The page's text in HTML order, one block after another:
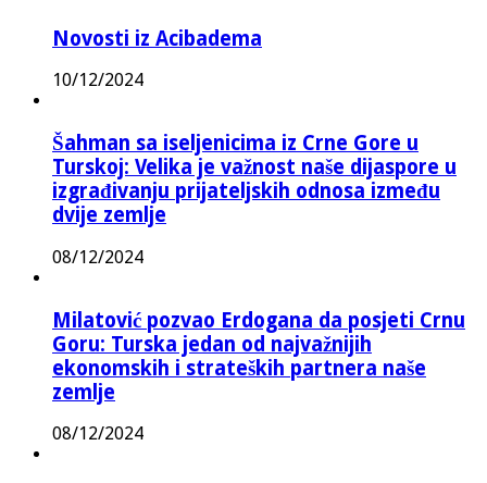
Novosti iz Acibadema
10/12/2024
Šahman sa iseljenicima iz Crne Gore u
Turskoj: Velika je važnost naše dijaspore u
izgrađivanju prijateljskih odnosa između
dvije zemlje
08/12/2024
Milatović pozvao Erdogana da posjeti Crnu
Goru: Turska jedan od najvažnijih
ekonomskih i strateških partnera naše
zemlje
08/12/2024